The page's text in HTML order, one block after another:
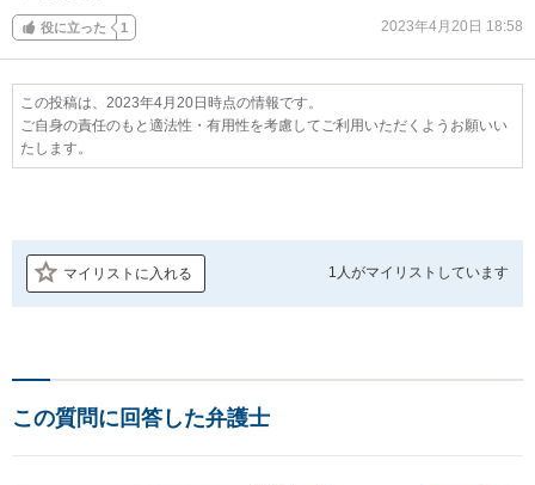
役に立った 1 2023年4月20日 18:58
この投稿は、2023年4月20日時点の情報です。
ご自身の責任のもと適法性・有用性を考慮してご利用いただくようお願いい
たします。
マイリストに入れる 1人がマイリストしています
この質問に回答した弁護士